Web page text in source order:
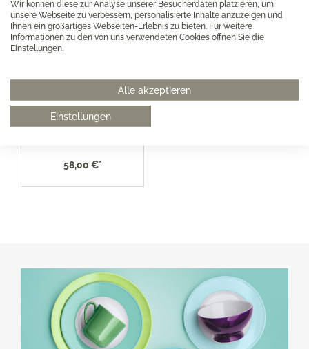
Wir können diese zur Analyse unserer Besucherdaten platzieren, um
unsere Webseite zu verbessern, personalisierte Inhalte anzuzeigen und
Ihnen ein großartiges Webseiten-Erlebnis zu bieten. Für weitere
Informationen zu den von uns verwendeten Cookies öffnen Sie die
Einstellungen.
Alle akzeptieren
Einstellungen
Dibbern Solid Color
mint Zuckerdose
58,00 €*